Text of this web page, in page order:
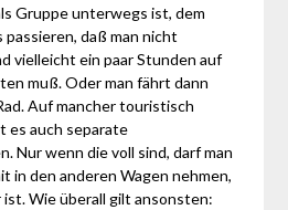
Gruppe unterwegs ist, dem
passieren, daß man nicht
vielleicht ein paar Stunden auf
muß. Oder man fährt dann
Auf mancher touristisch
es auch separate
Nur wenn die voll sind, darf man
in den anderen Wagen nehmen,
Wie überall gilt ansonsten: